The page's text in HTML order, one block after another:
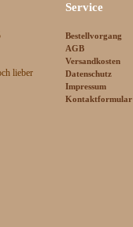
lieber
Service
Bestellvorgang
AGB
Versandkosten
Datenschutz
Impressum
Kontaktformular